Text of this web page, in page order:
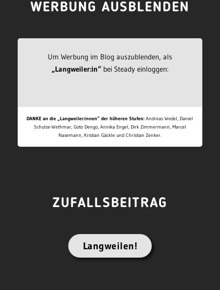
WERBUNG AUSBLENDEN
Um Werbung im Blog auszublenden, als
„Langweiler:in“bei Steady einloggen:
DANKE an die „Langweiler:innen“ der höheren Stufen: Andreas Wedel, Daniel
Schulze-Wethmar, Goto Dengo, Annika Engel, Dirk Zimmermann, Marcel
Nasemann, Kristian Gäckle und Christian Zenker.
ZUFALLSBEITRAG
Langweilen!